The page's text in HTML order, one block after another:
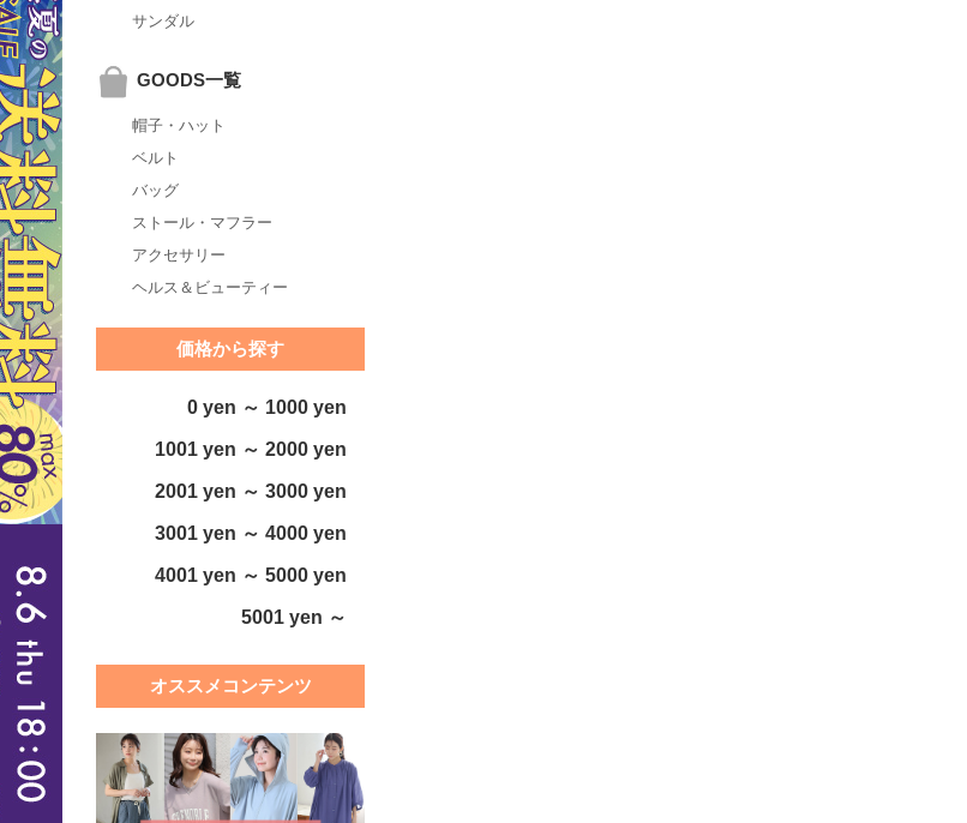
サンダル
GOODS一覧
帽子・ハット
ベルト
バッグ
ストール・マフラー
アクセサリー
ヘルス＆ビューティー
価格から探す
0 yen ～ 1000 yen
1001 yen ～ 2000 yen
2001 yen ～ 3000 yen
3001 yen ～ 4000 yen
4001 yen ～ 5000 yen
5001 yen ～
オススメコンテンツ